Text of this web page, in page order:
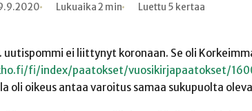
Lukuaika 2 min Luettu 5 kertaa
uutispommi ei liittynyt koronaan. Se oli
fi/index/paatokset/vuosikirjapaatokset/
oli oikeus antaa varoitus samaa sukupuolta